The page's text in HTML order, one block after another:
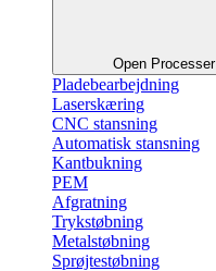
Open Processer
Pladebearbejdning
Laserskæring
CNC stansning
Automatisk stansning
Kantbukning
PEM
Afgratning
Trykstøbning
Metalstøbning
Sprøjtestøbning